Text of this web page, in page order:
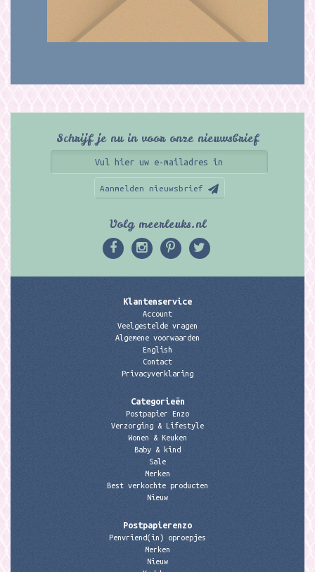
Schrijf je nu in voor onze nieuwsbrief
Aanmelden nieuwsbrief
Volg meerleuks.nl
Klantenservice
Account
Veelgestelde vragen
Algemene voorwaarden
English
Contact
Privacyverklaring
Categorieën
Postpapier Enzo
Verzorging & Lifestyle
Wonen & Keuken
Baby & kind
Sale
Merken
Best verkochte producten
Nieuw
Postpapierenzo
Penvriend(in) oproepjes
Merken
Nieuw